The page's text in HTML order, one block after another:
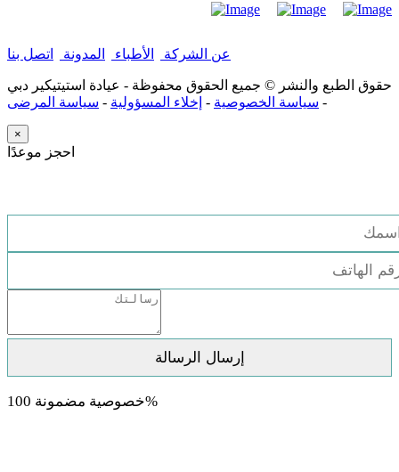
عن الشركة الأطباء المدونة اتصل بنا
حقوق الطبع والنشر © جميع الحقوق محفوظة - عيادة استيتيكير دبي
- سياسة الخصوصية - إخلاء المسؤولية - سياسة المرضى
×
احجز موعدًا
خصوصية مضمونة 100%